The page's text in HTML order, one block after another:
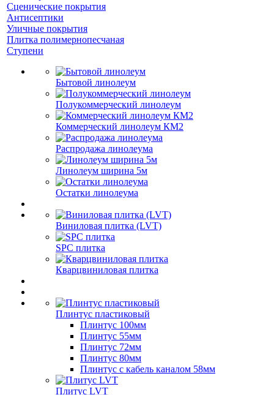
Сценические покрытия
Антисептики
Уличные покрытия
Плитка полимернопесчаная
Ступени
Бытовой линолеум
Полукоммерческий линолеум
Коммерческий линолеум КМ2
Распродажа линолеума
Линолеум ширина 5м
Остатки линолеума
Виниловая плитка (LVT)
SPC плитка
Кварцвиниловая плитка
Плинтус пластиковый
Плинтус 100мм
Плинтус 55мм
Плинтус 72мм
Плинтус 80мм
Плинтус с кабель каналом 58мм
Плитус LVT